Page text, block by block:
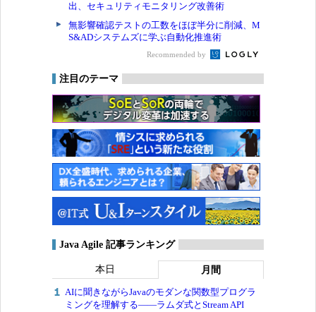
出、セキュリティモニタリング改善術
無影響確認テストの工数をほぼ半分に削減、M
S&ADシステムズに学ぶ自動化推進術
Recommended by
注目のテーマ
Java Agile 記事ランキング
本日 月間
AIに聞きながらJavaのモダンな関数型プログラ
ミングを理解する――ラムダ式とStream API